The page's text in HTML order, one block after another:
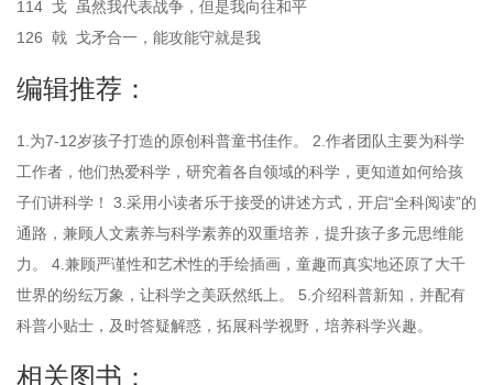
114 戈 虽然我代表战争，但是我向往和平
126 戟 戈矛合一，能攻能守就是我
编辑推荐：
1.为7-12岁孩子打造的原创科普童书佳作。 2.作者团队主要为科学
工作者，他们热爱科学，研究着各自领域的科学，更知道如何给孩
子们讲科学！ 3.采用小读者乐于接受的讲述方式，开启“全科阅读”的
通路，兼顾人文素养与科学素养的双重培养，提升孩子多元思维能
力。 4.兼顾严谨性和艺术性的手绘插画，童趣而真实地还原了大千
世界的纷纭万象，让科学之美跃然纸上。 5.介绍科普新知，并配有
科普小贴士，及时答疑解惑，拓展科学视野，培养科学兴趣。
相关图书：